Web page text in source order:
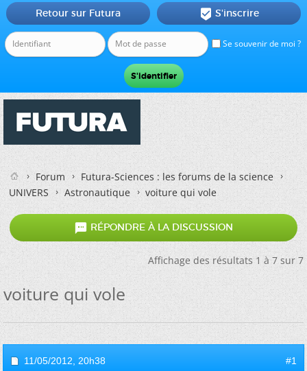
Se souvenir de moi ?
Retour sur Futura  S'inscrire
Forum
Futura-Sciences : les forums de la science
UNIVERS
Astronautique voiture qui vole
 RÉPONDRE À LA DISCUSSION
Affichage des résultats 1 à 7 sur 7
voiture qui vole
11/05/2012, 20h38 #1